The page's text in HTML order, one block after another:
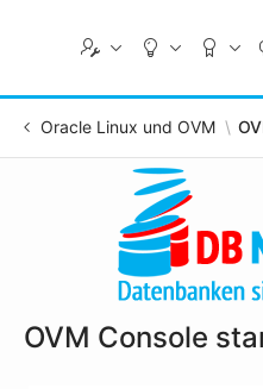
Oracle Linux und OVM
OVM Console